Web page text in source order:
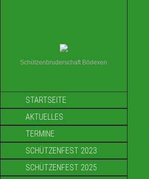
Schützenbruderschaft Bödexen
STARTSEITE
AKTUELLES
TERMINE
SCHÜTZENFEST 2023
SCHÜTZENFEST 2025